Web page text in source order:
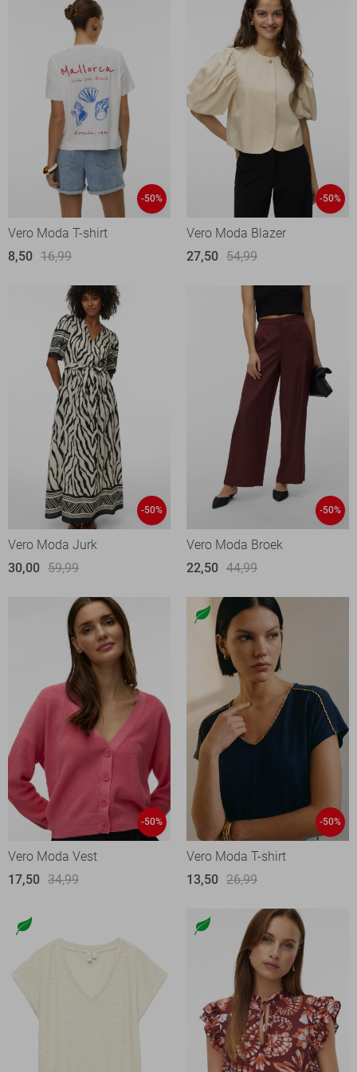
-50%
Vero Moda T-shirt
8,50 16,99
-50%
Vero Moda Blazer
27,50 54,99
-50%
Vero Moda Jurk
30,00 59,99
-50%
Vero Moda Broek
22,50 44,99
-50%
Vero Moda Vest
17,50 34,99
-50%
Vero Moda T-shirt
13,50 26,99